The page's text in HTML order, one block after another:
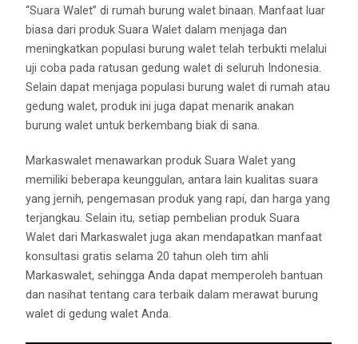
“Suara Walet” di rumah burung walet binaan. Manfaat luar
biasa dari produk Suara Walet dalam menjaga dan
meningkatkan populasi burung walet telah terbukti melalui
uji coba pada ratusan gedung walet di seluruh Indonesia.
Selain dapat menjaga populasi burung walet di rumah atau
gedung walet, produk ini juga dapat menarik anakan
burung walet untuk berkembang biak di sana.
Markaswalet menawarkan produk Suara Walet yang
memiliki beberapa keunggulan, antara lain kualitas suara
yang jernih, pengemasan produk yang rapi, dan harga yang
terjangkau. Selain itu, setiap pembelian produk Suara
Walet dari Markaswalet juga akan mendapatkan manfaat
konsultasi gratis selama 20 tahun oleh tim ahli
Markaswalet, sehingga Anda dapat memperoleh bantuan
dan nasihat tentang cara terbaik dalam merawat burung
walet di gedung walet Anda.